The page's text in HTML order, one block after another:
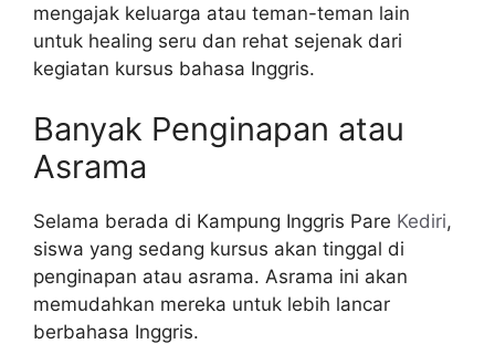
mengajak keluarga atau teman-teman lain
untuk healing seru dan rehat sejenak dari
kegiatan kursus bahasa Inggris.
Banyak Penginapan atau
Asrama
Selama berada di Kampung Inggris Pare Kediri,
siswa yang sedang kursus akan tinggal di
penginapan atau asrama. Asrama ini akan
memudahkan mereka untuk lebih lancar
berbahasa Inggris.